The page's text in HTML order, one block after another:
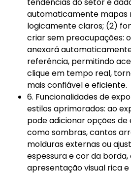
automaticamente mapas
logicamente claros; (2)
criar sem preocupações:
anexará
referência, permitindo
clique em tempo real,
mais confiável e eficiente.
6. Funcionalidades de
estilos aprimorados: ao
pode adicionar opções
como sombras, cantos
molduras externas ou
espessura e cor da
apresentação visual rica